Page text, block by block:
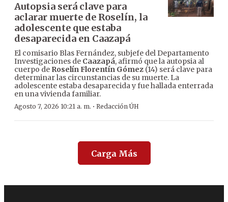
Autopsia será clave para
aclarar muerte de Roselín, la
adolescente que estaba
desaparecida en Caazapá
El comisario Blas Fernández, subjefe del Departamento
Investigaciones de Caazapá, afirmó que la autopsia al
cuerpo de Roselín Florentín Gómez (14) será clave para
determinar las circunstancias de su muerte. La
adolescente estaba desaparecida y fue hallada enterrada
en una vivienda familiar.
Agosto 7, 2026 10:21 a. m. · Redacción ÚH
Carga Más